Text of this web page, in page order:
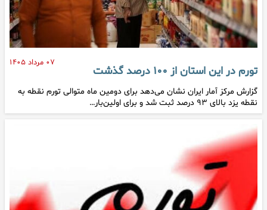
۰۷ مرداد ۱۴۰۵
تورم در این استان از ۱۰۰ درصد گذشت
گزارش مرکز آمار ایران نشان می‌دهد برای دومین ماه متوالی تورم نقطه به
نقطه یزد بالای ۹۳ درصد ثبت شد و برای اولین‌بار…